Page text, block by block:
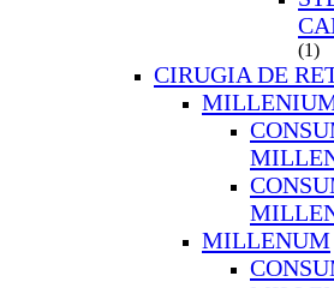
(1)
CIRUGIA DE
MILLENUM